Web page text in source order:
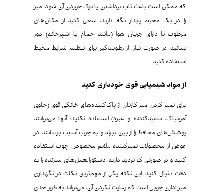
که ممکن است باعث تاب برداشتن یا ترک خوردن آن شود. میز
را در یک محیط پایدار نگه دارید، سعی کنید از مکان‌های
مرطوب یا دارای جریان هوا (مانند حمام یا آشپزخانه) دور
بمانید. در صورت نیاز، از رطوبت‌گیر برای تنظیم شرایط محیط
استفاده کنید.
از مواد شیمیایی قوی خودداری کنید
برای تمیز کردن میز کارتان از پاک‌کننده‌های خانگی قوی (حاوی
آمونیاک، سفیدکننده و غیره) استفاده نکنید؛ آنها می‌توانند
پوشش‌های محافظ را از بین ببرند و به چوب آسیب برسانند. در
عوض از محصولات تمیزکننده ملایم مخصوص چوب استفاده
کنید و در صورتی که تردید دارید، دستورالعمل‌های سازنده را به
دقت دنبال کنید. این نکته یکی از مهم‌ترین نکات در نگهداری
میز اداری چوبی است که رعایت نکردن آن، می‌تواند به طور جدی